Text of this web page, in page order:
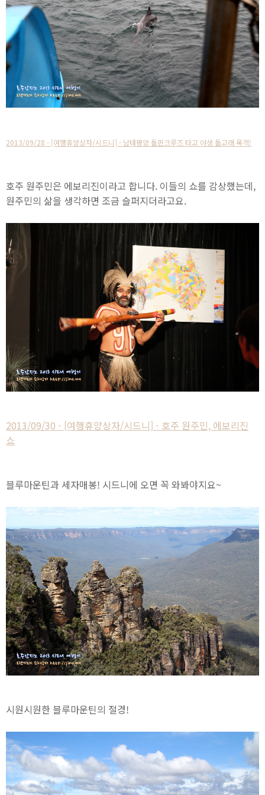
2013/09/28 - [여행휴양상자/시드니] - 남태평양 돌핀크루즈 타고 야생 돌고래 목격!
호주 원주민은 에보리진이라고 합니다. 이들의 쇼를 감상했는데,
원주민의 삶을 생각하면 조금 슬퍼지더라고요.
2013/09/30 - [여행휴양상자/시드니] - 호주 원주민, 에보리진
쇼
블루마운틴과 세자매봉! 시드니에 오면 꼭 와봐야지요~
시원시원한 블루마운틴의 절경!